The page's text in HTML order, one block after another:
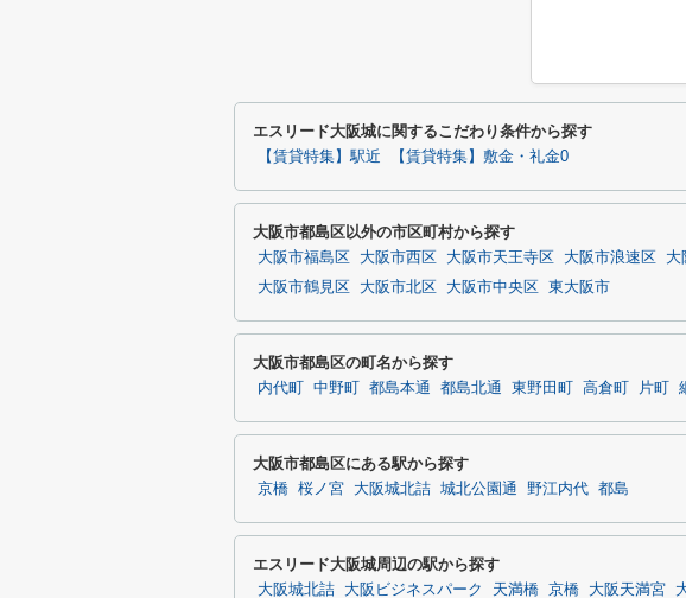
エスリード大阪城に関するこだわり条件から探す
【賃貸特集】駅近 【賃貸特集】敷金・礼金0
大阪市都島区以外の市区町村から探す
大阪市福島区 大阪市西区 大阪市天王寺区 大阪市浪速区 大
大阪市鶴見区
大阪市北区 大阪市中央区 東大阪市
大阪市都島区の町名から探す
内代町 中野町 都島本通 都島北通 東野田町 高倉町 片町
大阪市都島区にある駅から探す
京橋 桜ノ宮 大阪城北詰 城北公園通 野江内代 都島
エスリード大阪城周辺の駅から探す
大阪城北詰 大阪ビジネスパーク 天満橋 京橋 大阪天満宮